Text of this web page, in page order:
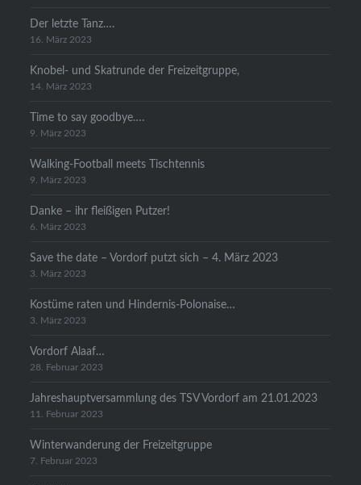
Der letzte Tanz….
16. März 2023
Knobel- und Skatrunde der Freizeitgruppe,
14. März 2023
Time to say goodbye….
9. März 2023
Walking-Football meets Tischtennis
9. März 2023
Danke – ihr fleißigen Putzer!
6. März 2023
Save the date – Vordorf putzt sich – 4. März 2023
3. März 2023
Kostüme raten und Hindernis-Polonaise…
3. März 2023
Vordorf Alaaf…
28. Februar 2023
Jahreshauptversammlung des TSV Vordorf am 21.01.2023
11. Februar 2023
Winterwanderung der Freizeitgruppe
7. Februar 2023